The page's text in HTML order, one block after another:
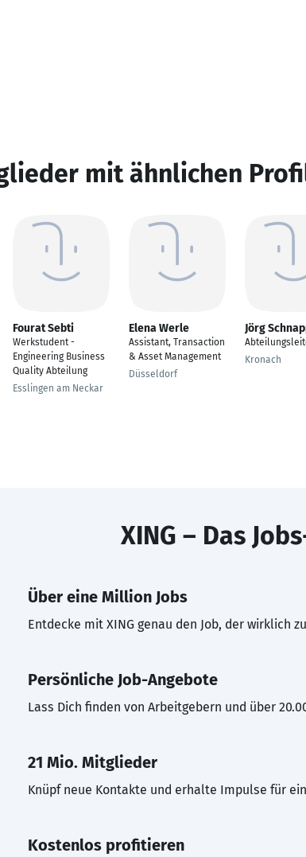
mit ähnlichen
Fourat Sebti
Werkstudent -
Engineering Business
Quality Abteilung
Esslingen am Neckar
Elena Werle
Assistant, Transaction
& Asset Management
Düsseldorf
Jörg
Kronach
XING – Das
Über eine Million Jobs
Entdecke mit XING genau den Job, der wirklich
Persönliche Job-Angebote
Lass Dich finden von Arbeitgebern und über
21 Mio. Mitglieder
Knüpf neue Kontakte und erhalte Impulse für
Kostenlos profitieren